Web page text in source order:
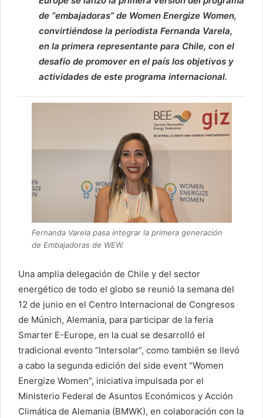
de “embajadoras” de Women Energize Women,
convirtiéndose la periodista Fernanda Varela,
en la primera representante para Chile, con el
desafío de promover en el país los objetivos y
actividades de este programa internacional.
Fernanda Varela pasa integrar la primera generación
de Embajadoras de WEW.
Una amplia delegación de Chile y del sector
energético de todo el globo se reunió la semana del
12 de junio en el Centro Internacional de Congresos
de Múnich, Alemania, para participar de la feria
Smarter E-Europe, en la cual se desarrolló el
tradicional evento “Intersolar”, como también se llevó
a cabo la segunda edición del side event “Women
Energize Women”, iniciativa impulsada por el
Ministerio Federal de Asuntos Económicos y Acción
Climática de Alemania (BMWK), en colaboración con la